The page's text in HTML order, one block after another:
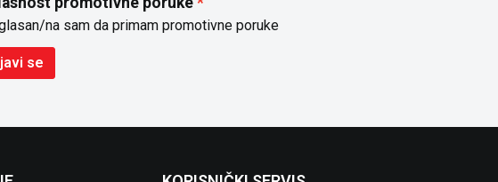
na sam da primam promotivne poruke
se